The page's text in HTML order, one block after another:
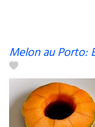
Melon au Porto: